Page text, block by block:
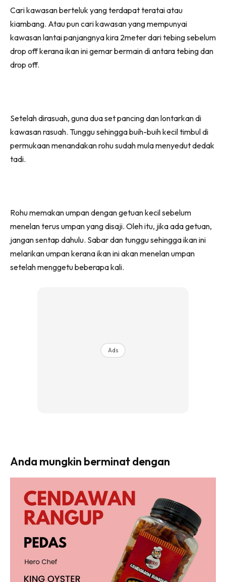
Cari kawasan berteluk yang terdapat teratai atau
kiambang. Atau pun cari kawasan yang mempunyai
kawasan lantai panjangnya kira 2meter dari tebing sebelum
drop off kerana ikan ini gemar bermain di antara tebing dan
drop off.
Setelah dirasuah, guna dua set pancing dan lontarkan di
kawasan rasuah. Tunggu sehingga buih-buih kecil timbul di
permukaan menandakan rohu sudah mula menyedut dedak
tadi.
Rohu memakan umpan dengan getuan kecil sebelum
menelan terus umpan yang disaji. Oleh itu, jika ada getuan,
jangan sentap dahulu. Sabar dan tunggu sehingga ikan ini
melarikan umpan kerana ikan ini akan menelan umpan
setelah menggetu beberapa kali.
Ads
Anda mungkin berminat dengan